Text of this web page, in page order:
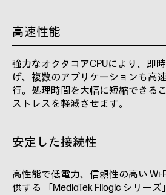
高速性能
強力なオクタコアCPUにより、即
げ、複数のアプリケーションも高
行。処理時間を大幅に短縮できる
ストレスを軽減させます。
安定した接続性
高性能で低電力、信頼性の高い
供する 「MediaTek Filogic シリー